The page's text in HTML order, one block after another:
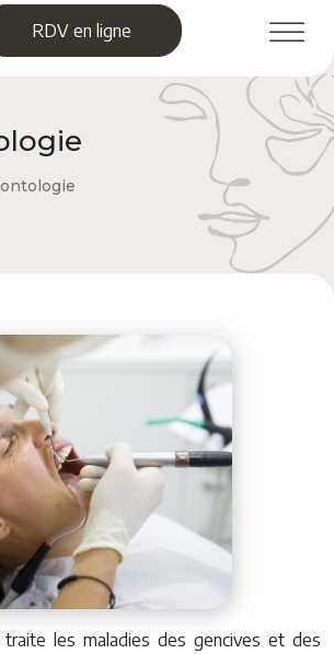
RDV en ligne
traite les maladies des gencives et des